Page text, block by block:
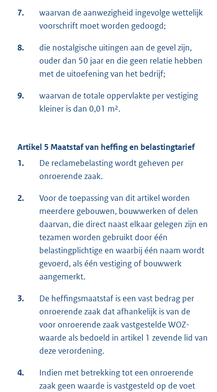
7.
waarvan de aanwezigheid ingevolge wettelijk
voorschrift moet worden gedoogd;
8.
die nostalgische uitingen aan de gevel zijn,
ouder dan 50 jaar en die geen relatie hebben
met de uitoefening van het bedrijf;
9.
waarvan de totale oppervlakte per vestiging
kleiner is dan 0,01 m².
Artikel 5 Maatstaf van heffing en belastingtarief
1.
De reclamebelasting wordt geheven per
onroerende zaak.
2.
Voor de toepassing van dit artikel worden
meerdere gebouwen, bouwwerken of delen
daarvan, die direct naast elkaar gelegen zijn en
tezamen worden gebruikt door één
belastingplichtige en waarbij één naam wordt
gevoerd, als één vestiging of bouwwerk
aangemerkt.
3.
De heffingsmaatstaf is een vast bedrag per
onroerende zaak dat afhankelijk is van de
voor onroerende zaak vastgestelde WOZ-
waarde als bedoeld in artikel 1 zevende lid van
deze verordening.
4.
Indien met betrekking tot een onroerende
zaak geen waarde is vastgesteld op de voet